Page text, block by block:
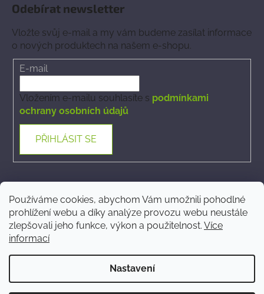
Používáme cookies, abychom Vám umožnili pohodlné
prohlížení webu a díky analýze provozu webu neustále
zlepšovali jeho funkce, výkon a použitelnost. Více
informací
Nastavení
Odebírat newsletter
Vložte svůj e-mail a my vám budeme zasílat informace
o nových produktech na našem e-shopu.
E-mail
Vložením e-mailu souhlasíte s podmínkami
ochrany osobních údajů
PŘIHLÁSIT SE
Kontakt
ecommerce@phytovet.cz